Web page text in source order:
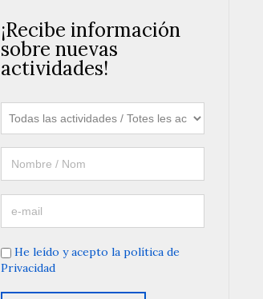
¡Recibe información
sobre nuevas
actividades!
He leído y acepto la política de
Privacidad